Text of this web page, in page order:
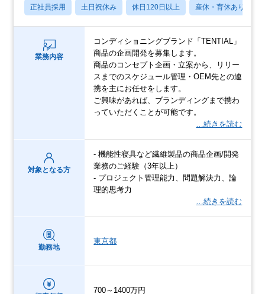
正社員採用 土日祝休み 休日120日以上 産休・育休あり
業務内容
コンディショニングブランド「TENTIAL」
商品の企画開発を募集します。
商品のコンセプト企画・立案から、リリー
スまでのスケジュール管理・OEM先との連
携を主にお任せをします。
ご興味があれば、ブランディングまで携わ
っていただくことが可能です。
…続きを読む
対象となる方
- 機能性寝具など繊維製品の商品企画/開発
業務のご経験（3年以上）
- プロジェクト管理能力、問題解決力、論
理的思考力
…続きを読む
勤務地
東京都
700～1400万円